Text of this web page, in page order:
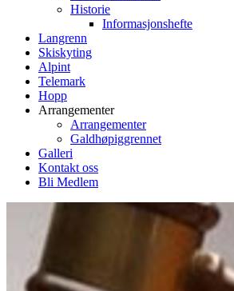
Historie
Informasjonshefte
Langrenn
Skiskyting
Alpint
Telemark
Hopp
Arrangementer
Arrangementer
Galdhøpiggrennet
Galleri
Kontakt oss
Bli Medlem